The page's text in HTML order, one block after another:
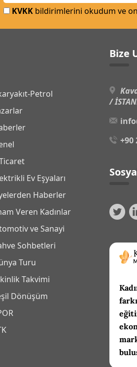
KVKKbildirimlerini okudum ve
Petrol
Ev Eşyaları
Haberler
Veren Kadınlar
ve Sanayi
Sohbetleri
Turu
Takvimi
Dönüşüm
Bize
/
+90